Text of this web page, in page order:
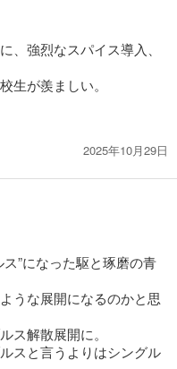
、強烈なスパイス導入、
生が羨ましい。
2025年10月29日
”になった駆と琢磨の青
うな展開になるのかと思
ス解散展開に。
スと言うよりはシングル